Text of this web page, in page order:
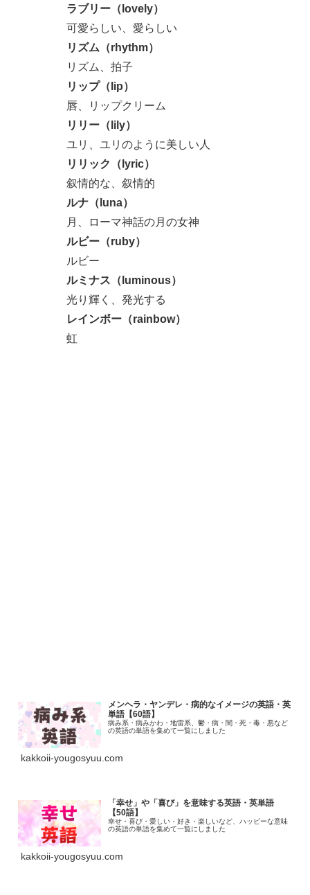
ラブリー（lovely）
可愛らしい、愛らしい
リズム（rhythm）
リズム、拍子
リップ（lip）
唇、リップクリーム
リリー（lily）
ユリ、ユリのように美しい人
リリック（lyric）
叙情的な、叙情的
ルナ（luna）
月、ローマ神話の月の女神
ルビー（ruby）
ルビー
ルミナス（luminous）
光り輝く、発光する
レインボー（rainbow）
虹
メンヘラ・ヤンデレ・病的なイメージの英語・英
単語【60語】
病み系・病みかわ・地雷系、鬱・病・闇・死・毒・悪など
の英語の単語を集めて一覧にしました
kakkoii-yougosyuu.com
「幸せ」や「喜び」を意味する英語・英単語
【50語】
幸せ・喜び・愛しい・好き・楽しいなど、ハッピーな意味
の英語の単語を集めて一覧にしました
kakkoii-yougosyuu.com